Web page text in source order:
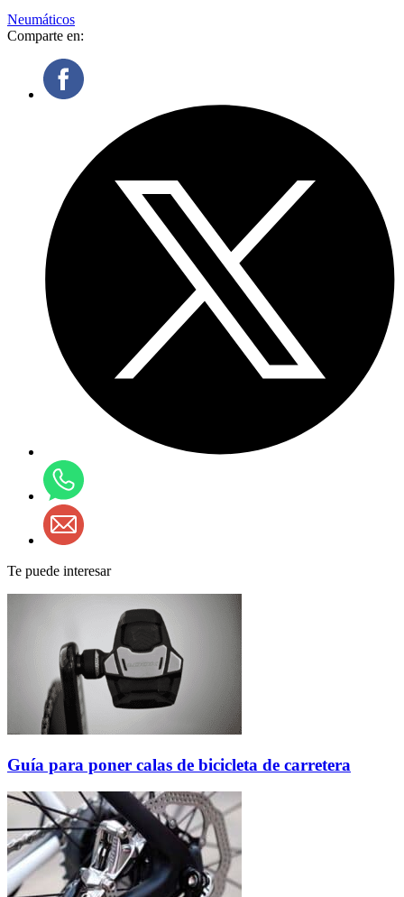
Neumáticos
Comparte en:
Te puede interesar
Guía para poner calas de bicicleta de carretera